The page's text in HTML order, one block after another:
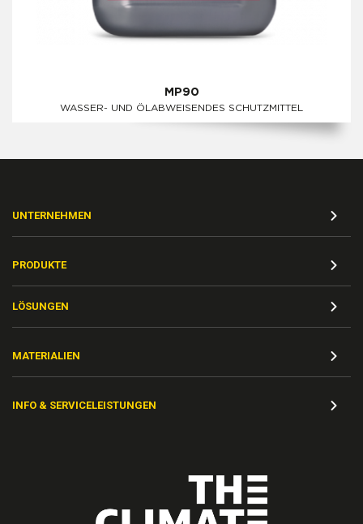
MP90
WASSER- UND ÖLABWEISENDES SCHUTZMITTEL
UNTERNEHMEN
PRODUKTE
LÖSUNGEN
MATERIALIEN
INFO & SERVICELEISTUNGEN